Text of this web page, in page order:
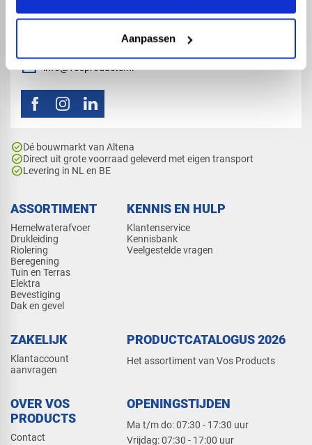
Aanpassen
ASSORTIMENT
Hemelwaterafvoer
Drukleiding
Riolering
Beregening
Tuin en Terras
Elektra
Bevestiging
Dak en gevel
KENNIS EN HULP
Klantenservice
Kennisbank
Veelgestelde vragen
ZAKELIJK
Klantaccount
aanvragen
PRODUCTCATALOGUS 2026
Het assortiment van Vos Products
OVER VOS
PRODUCTS
Contact
OPENINGSTIJDEN
Ma t/m do: 07:30 - 17:30 uur
​Vrijdag: 07:30 - 17:00 uur
Veensesteeg 8, 4264 KG Veen
mail info@vosproducts.nl
check_circleDé bouwmarkt van Altena
check_circleDirect uit grote voorraad geleverd met eigen transport
check_circleLevering in NL en BE